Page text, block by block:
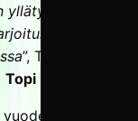
Saatiin
ja
”, TamUn
Topi Priha
ajan, joten